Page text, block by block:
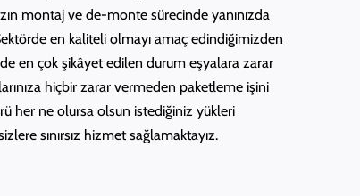
montaj ve de-monte sürecinde yanınızda
en kaliteli olmayı amaç edindiğimizden
en çok şikâyet edilen durum eşyalara zarar
hiçbir zarar vermeden paketleme işini
her ne olursa olsun istediğiniz yükleri
sınırsız hizmet sağlamaktayız.